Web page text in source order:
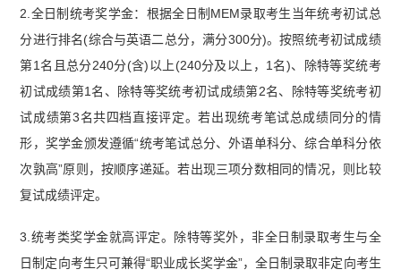
2.全日制统考奖学金：根据全日制MEM录取考生当年统考初试总
分进行排名(综合与英语二总分，满分300分)。按照统考初试成绩
第1名且总分240分(含)以上(240分及以上，1名)、除特等奖统考
初试成绩第1名、除特等奖统考初试成绩第2名、除特等奖统考初
试成绩第3名共四档直接评定。若出现统考笔试总成绩同分的情
形，奖学金颁发遵循“统考笔试总分、外语单科分、综合单科分依
次孰高”原则，按顺序递延。若出现三项分数相同的情况，则比较
复试成绩评定。
3.统考类奖学金就高评定。除特等奖外，非全日制录取考生与全
日制定向考生只可兼得“职业成长奖学金”，全日制录取非定向考生